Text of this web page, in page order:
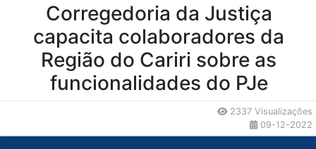
Corregedoria da Justiça
capacita colaboradores da
Região do Cariri sobre as
funcionalidades do PJe
2337 Visualizações
09-12-2022